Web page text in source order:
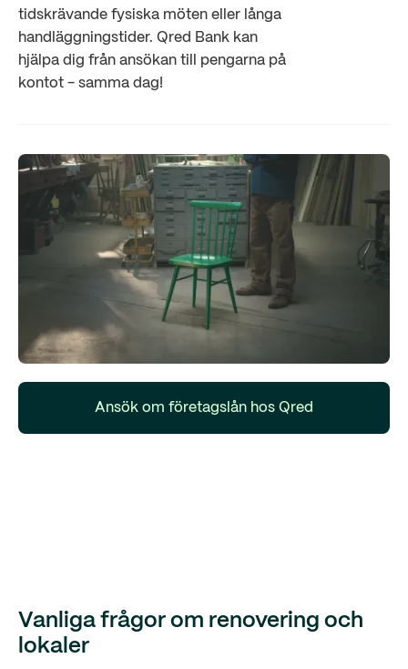
tidskrävande fysiska möten eller långa
handläggningstider. Qred Bank kan
hjälpa dig från ansökan till pengarna på
kontot - samma dag!
Ansök om företagslån hos Qred
Vanliga frågor om renovering och
lokaler